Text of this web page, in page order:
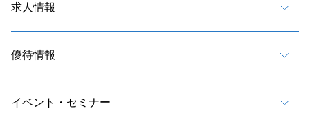
求人情報
優待情報
イベント・セミナー